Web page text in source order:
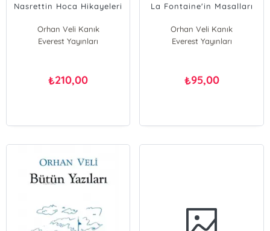
Nasrettin Hoca Hikayeleri
Orhan Veli Kanık
Everest Yayınları
₺210,00
La Fontaine'in Masalları
Orhan Veli Kanık
Everest Yayınları
₺95,00